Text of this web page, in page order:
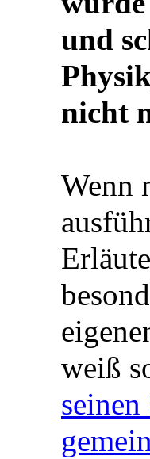
und
nicht
Wenn
weiß